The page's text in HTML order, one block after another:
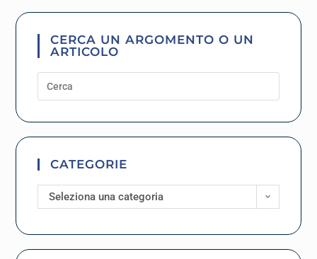
CERCA UN ARGOMENTO O UN
ARTICOLO
CATEGORIE
Seleziona una categoria